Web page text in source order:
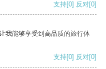
支持[0] 反对[0]
我能够享受到高品质的旅行体
支持[0] 反对[0]